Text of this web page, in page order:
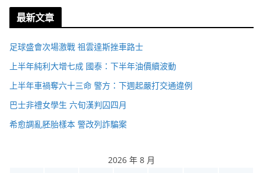
最新文章
足球盛會次場激戰 祖雲達斯挫車路士
上半年純利大增七成 國泰：下半年油價續波動
上半年車禍奪六十三命 警方：下週起嚴打交通違例
巴士非禮女學生 六旬漢判囚四月
希愈調亂胚胎樣本 警改列詐騙案
2026 年 8 月